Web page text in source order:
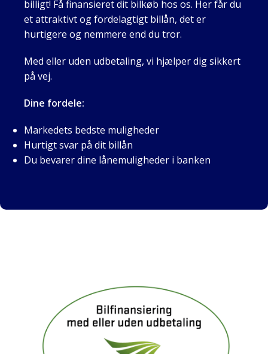
billigt! Få finansieret dit bilkøb hos os. Her får du
et attraktivt og fordelagtigt billån, det er
hurtigere og nemmere end du tror.
Med eller uden udbetaling, vi hjælper dig sikkert
på vej.
Dine fordele:
Markedets bedste muligheder
Hurtigt svar på dit billån
Du bevarer dine lånemuligheder i banken